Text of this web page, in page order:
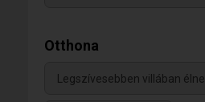
Otthona
Legszívesebben villában élne